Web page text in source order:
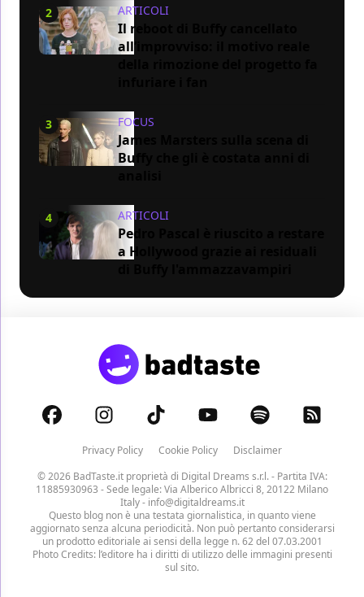
2 ARTICOLI
Il reboot di Buffy cancellato
all’improvviso: il motivo reale
3 FOCUS
James Marsters sulla scena di
Buffy che gli è costata anni di
4 ARTICOLI
Pedro Pascal è riuscito a restare
a Hollywood grazie ai residuali
Privacy Policy Cookie Policy
Disclaimer
© 2026 BadTaste.it proprietà di Digital Dreams s.r.l.- Partita IVA:
11885930963 - Sede legale: Via Alberico Albricci 8, 20122 Milano
Italy - info@digitaldreams.it
Questo blog non è una testata giornalistica, in quanto viene
aggiornato senza alcuna periodicità. Non può pertanto considerarsi
un prodotto editoriale ai sensi della legge n. 62 del 07.03.2001
Photo Credits: l’editore ha i diritti di utilizzo delle immagini presenti
sul sito.